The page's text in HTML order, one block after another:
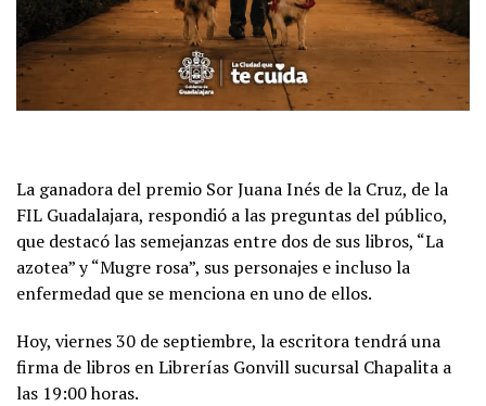
La ganadora del premio Sor Juana Inés de la Cruz, de la
FIL Guadalajara, respondió a las preguntas del público,
que destacó las semejanzas entre dos de sus libros, “La
azotea” y “Mugre rosa”, sus personajes e incluso la
enfermedad que se menciona en uno de ellos.
Hoy, viernes 30 de septiembre, la escritora tendrá una
firma de libros en Librerías Gonvill sucursal Chapalita a
las 19:00 horas.